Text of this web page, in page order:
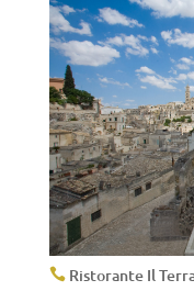
Ristorante Il